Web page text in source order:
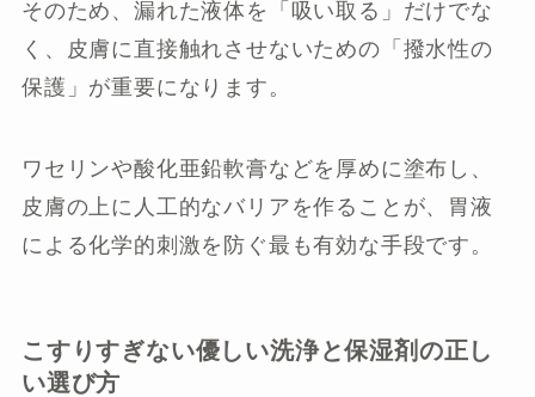
そのため、漏れた液体を「吸い取る」だけでな
く、皮膚に直接触れさせないための「撥水性の
保護」が重要になります。
ワセリンや酸化亜鉛軟膏などを厚めに塗布し、
皮膚の上に人工的なバリアを作ることが、胃液
による化学的刺激を防ぐ最も有効な手段です。
こすりすぎない優しい洗浄と保湿剤の正し
い選び方